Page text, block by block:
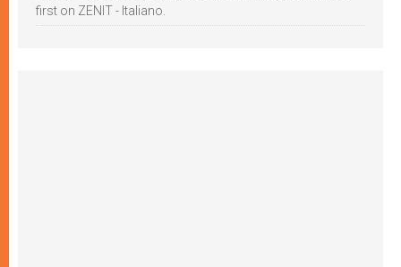
first on ZENIT - Italiano.